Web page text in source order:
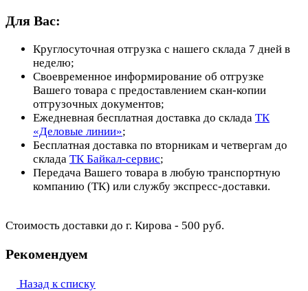
Для Вас:
Круглосуточная отгрузка с нашего склада 7 дней в
неделю;
Своевременное информирование об отгрузке
Вашего товара с предоставлением скан-копии
отгрузочных документов;
Ежедневная бесплатная доставка до склада ТК
«Деловые линии»;
Бесплатная доставка по вторникам и четвергам до
склада ТК Байкал-сервис;
Передача Вашего товара в любую транспортную
компанию (ТК) или службу экспресс-доставки.
Стоимость доставки до г. Кирова - 500 руб.
Рекомендуем
Назад к списку